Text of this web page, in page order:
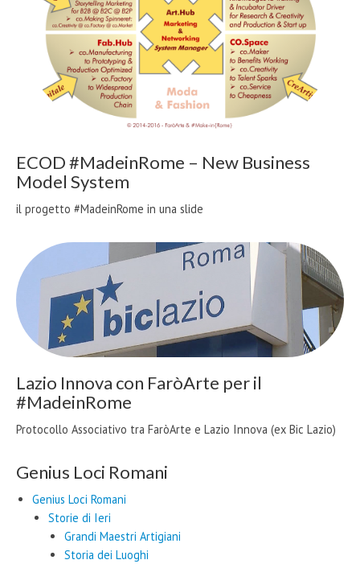
ECOD #MadeinRome – New Business
Model System
il progetto #MadeinRome in una slide
Lazio Innova con FaròArte per il
#MadeinRome
Protocollo Associativo tra FaròArte e Lazio Innova (ex Bic Lazio)
Genius Loci Romani
Genius Loci Romani
Storie di Ieri
Grandi Maestri Artigiani
Storia dei Luoghi